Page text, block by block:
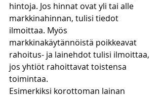
hintoja. Jos hinnat ovat yli tai alle
markkinahinnan, tulisi tiedot
ilmoittaa. Myös
markkinakäytännöistä poikkeavat
rahoitus- ja lainehdot tulisi ilmoittaa,
jos yhtiöt rahoittavat toistensa
toimintaa.
Esimerkiksi korottoman lainan